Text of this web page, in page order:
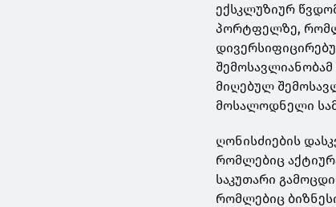
ექსკლუზიურ
პორტფელზე,
მიღებულ
მოსალოდნელი
ღონისძიების
რომლებიც
საკუთარი
რომლებიც